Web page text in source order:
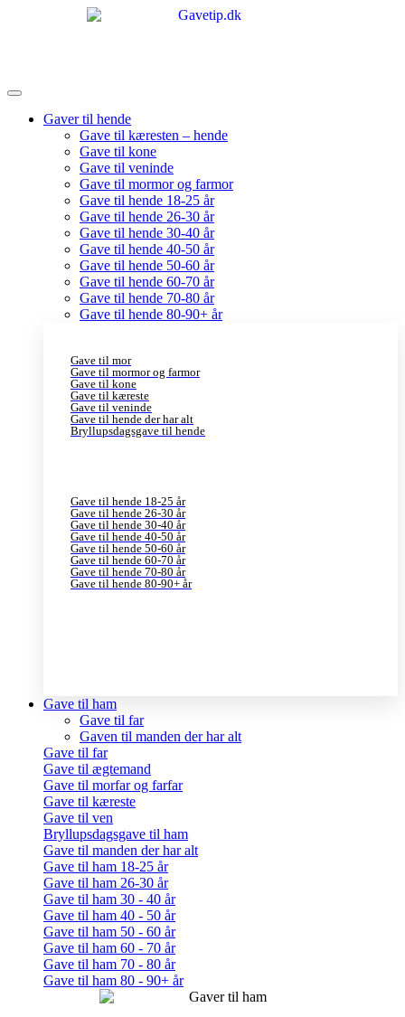
Gaver til hende
Gave til kæresten – hende
Gave til kone
Gave til veninde
Gave til mormor og farmor
Gave til hende 18-25 år
Gave til hende 26-30 år
Gave til hende 30-40 år
Gave til hende 40-50 år
Gave til hende 50-60 år
Gave til hende 60-70 år
Gave til hende 70-80 år
Gave til hende 80-90+ år
Gave til mor
Gave til mormor og farmor
Gave til kone
Gave til kæreste
Gave til veninde
Gave til hende der har alt
Bryllupsdagsgave til hende
Gave til hende 18-25 år
Gave til hende 26-30 år
Gave til hende 30-40 år
Gave til hende 40-50 år
Gave til hende 50-60 år
Gave til hende 60-70 år
Gave til hende 70-80 år
Gave til hende 80-90+ år
Gave til ham
Gave til far
Gaven til manden der har alt
Gave til far
Gave til ægtemand
Gave til morfar og farfar
Gave til kæreste
Gave til ven
Bryllupsdagsgave til ham
Gave til manden der har alt
Gave til ham 18-25 år
Gave til ham 26-30 år
Gave til ham 30 - 40 år
Gave til ham 40 - 50 år
Gave til ham 50 - 60 år
Gave til ham 60 - 70 år
Gave til ham 70 - 80 år
Gave til ham 80 - 90+ år